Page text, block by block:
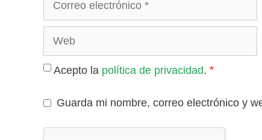
Acepto la política de privacidad. *
Guarda mi nombre, correo electrónico y